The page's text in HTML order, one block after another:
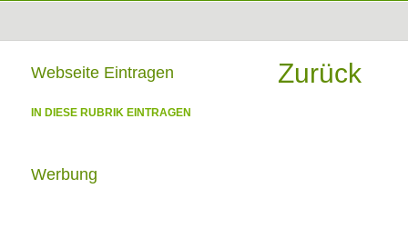
Zurück
Webseite Eintragen
IN DIESE RUBRIK EINTRAGEN
Werbung